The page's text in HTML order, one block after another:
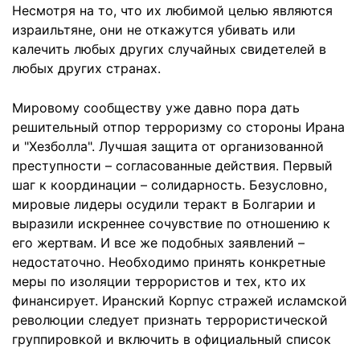
Несмотря на то, что их любимой целью являются
израильтяне, они не откажутся убивать или
калечить любых других случайных свидетелей в
любых других странах.
Мировому сообществу уже давно пора дать
решительный отпор терроризму со стороны Ирана
и "Хезболла". Лучшая защита от организованной
преступности – согласованные действия. Первый
шаг к координации – солидарность. Безусловно,
мировые лидеры осудили теракт в Болгарии и
выразили искреннее сочувствие по отношению к
его жертвам. И все же подобных заявлений –
недостаточно. Необходимо принять конкретные
меры по изоляции террористов и тех, кто их
финансирует. Иранский Корпус стражей исламской
революции следует признать террористической
группировкой и включить в официальный список